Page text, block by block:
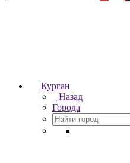
Курган
Назад
Города